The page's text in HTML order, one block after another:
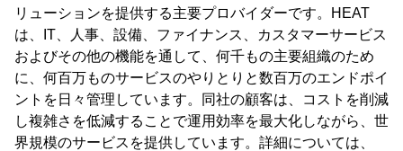
リューションを提供する主要プロバイダーです。HEAT
は、IT、人事、設備、ファイナンス、カスタマーサービス
およびその他の機能を通して、何千もの主要組織のため
に、何百万ものサービスのやりとりと数百万のエンドポイ
ントを日々管理しています。同社の顧客は、コストを削減
し複雑さを低減することで運用効率を最大化しながら、世
界規模のサービスを提供しています。詳細については、